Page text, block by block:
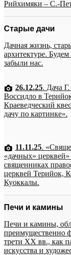
Рийхимяки – С.-
Старые дачи
Дачная жизнь,
архитектуре.
забыли нас.
26.12.25. Дача
Воссидло в
Краеведческий
дачу по картинке».
11.11.25.
«дачных» церквей»
священниках
церквей Терийок,
Куоккалы.
Печи и камины
Печи и камины,
преимущественно
трети XX вв., как
искусства и